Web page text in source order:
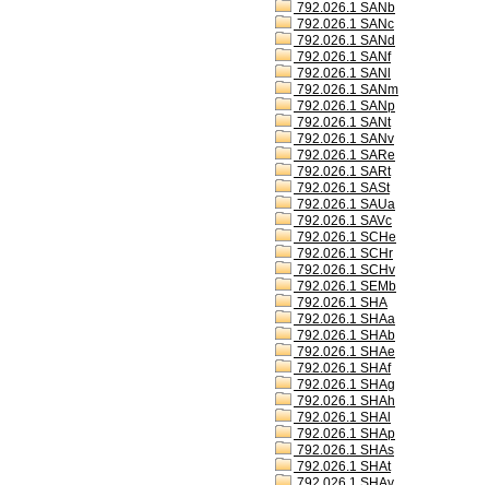
792.026.1 SANb
792.026.1 SANc
792.026.1 SANd
792.026.1 SANf
792.026.1 SANl
792.026.1 SANm
792.026.1 SANp
792.026.1 SANt
792.026.1 SANv
792.026.1 SARe
792.026.1 SARt
792.026.1 SASt
792.026.1 SAUa
792.026.1 SAVc
792.026.1 SCHe
792.026.1 SCHr
792.026.1 SCHv
792.026.1 SEMb
792.026.1 SHA
792.026.1 SHAa
792.026.1 SHAb
792.026.1 SHAe
792.026.1 SHAf
792.026.1 SHAg
792.026.1 SHAh
792.026.1 SHAl
792.026.1 SHAp
792.026.1 SHAs
792.026.1 SHAt